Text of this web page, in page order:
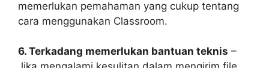
memerlukan pemahaman yang cukup tentang
cara menggunakan Classroom.
6. Terkadang memerlukan bantuan teknis –